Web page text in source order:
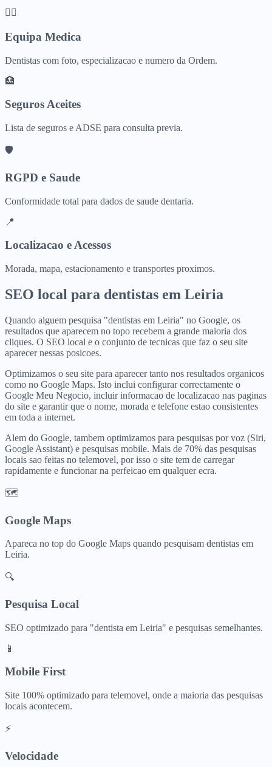
👨‍⚕️
Equipa Medica
Dentistas com foto, especializacao e numero da Ordem.
🏥
Seguros Aceites
Lista de seguros e ADSE para consulta previa.
🛡️
RGPD e Saude
Conformidade total para dados de saude dentaria.
📍
Localizacao e Acessos
Morada, mapa, estacionamento e transportes proximos.
SEO local para dentistas em Leiria
Quando alguem pesquisa "dentistas em Leiria" no Google, os
resultados que aparecem no topo recebem a grande maioria dos
cliques. O SEO local e o conjunto de tecnicas que faz o seu site
aparecer nessas posicoes.
Optimizamos o seu site para aparecer tanto nos resultados organicos
como no Google Maps. Isto inclui configurar correctamente o
Google Meu Negocio, incluir informacao de localizacao nas paginas
do site e garantir que o nome, morada e telefone estao consistentes
em toda a internet.
Alem do Google, tambem optimizamos para pesquisas por voz (Siri,
Google Assistant) e pesquisas mobile. Mais de 70% das pesquisas
locais sao feitas no telemovel, por isso o site tem de carregar
rapidamente e funcionar na perfeicao em qualquer ecra.
🗺️
Google Maps
Apareca no top do Google Maps quando pesquisam dentistas em
Leiria.
🔍
Pesquisa Local
SEO optimizado para "dentista em Leiria" e pesquisas semelhantes.
📱
Mobile First
Site 100% optimizado para telemovel, onde a maioria das pesquisas
locais acontecem.
⚡
Velocidade